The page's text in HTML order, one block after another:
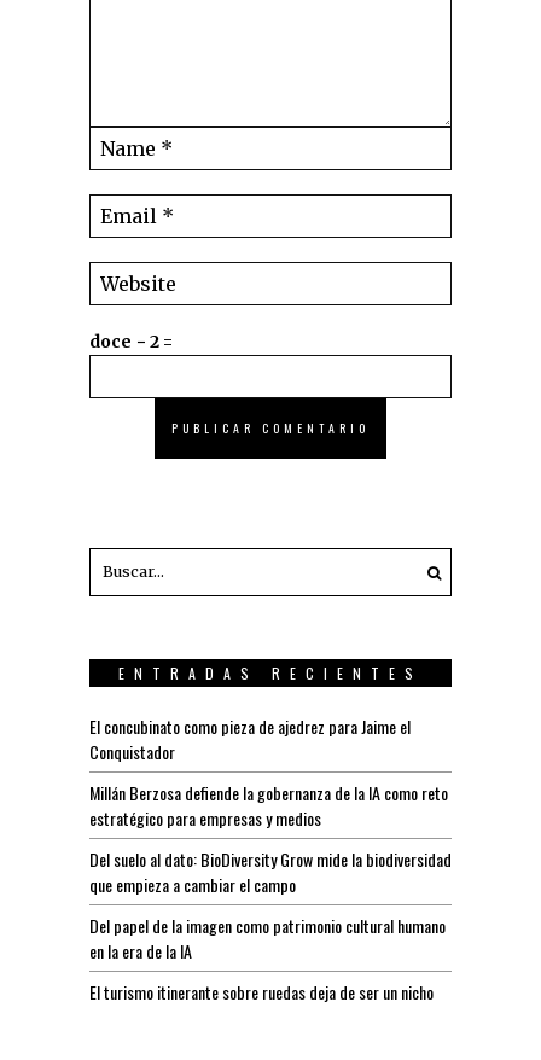
doce − 2 =
ENTRADAS RECIENTES
El concubinato como pieza de ajedrez para Jaime el
Conquistador
Millán Berzosa defiende la gobernanza de la IA como reto
estratégico para empresas y medios
Del suelo al dato: BioDiversity Grow mide la biodiversidad
que empieza a cambiar el campo
Del papel de la imagen como patrimonio cultural humano
en la era de la IA
El turismo itinerante sobre ruedas deja de ser un nicho